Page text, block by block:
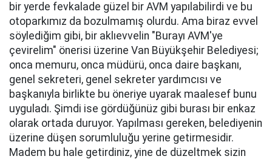
bir yerde fevkalade güzel bir AVM yapılabilirdi ve bu
otoparkımız da bozulmamış olurdu. Ama biraz evvel
söylediğim gibi, bir aklıevvelin "Burayı AVM'ye
çevirelim" önerisi üzerine Van Büyükşehir Belediyesi;
onca memuru, onca müdürü, onca daire başkanı,
genel sekreteri, genel sekreter yardımcısı ve
başkanıyla birlikte bu öneriye uyarak maalesef bunu
uyguladı. Şimdi ise gördüğünüz gibi burası bir enkaz
olarak ortada duruyor. Yapılması gereken, belediyenin
üzerine düşen sorumluluğu yerine getirmesidir.
Madem bu hale getirdiniz, yine de düzeltmek sizin